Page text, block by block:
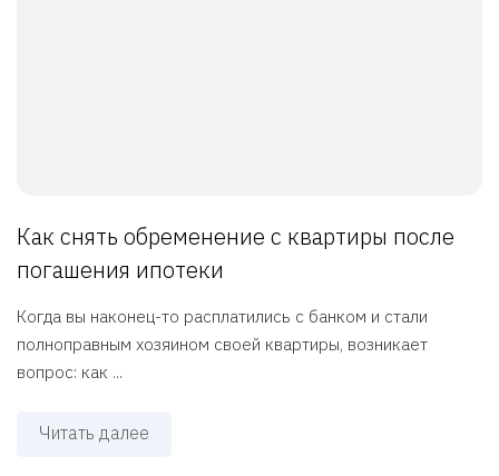
Как снять обременение с квартиры после
погашения ипотеки
Когда вы наконец-то расплатились с банком и стали
полноправным хозяином своей квартиры, возникает
вопрос: как ...
Читать далее